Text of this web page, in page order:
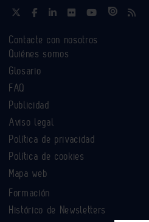
Contacte con nosotros
Quiénes somos
Glosario
FAQ
Publicidad
Aviso legal
Política de privacidad
Política de cookies
Mapa web
Formación
Histórico de Newsletters